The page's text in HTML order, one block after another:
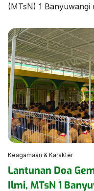
(MTsN) 1
Latihan Rutin
Utama MTsN 1
Kegiatan diawali
yang disampaikan
Pembimbing
Kesiswaan MTsN 1
Keagamaan & Karakter
Lantunan Doa
Ilmi, MTsN 1